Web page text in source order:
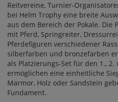
Reitvereine, Turnier-
bei Helm Trophy eine breite
aus dem Bereich der Pokale. Die
mit Pferd, Springreiter,
Pferdefiguren verschiedener
silberfarben und bronzefarben
als Platzierungs-Set für den 1.,
ermöglichen eine einheitliche
Marmor, Holz oder Sandstein
Fundament.